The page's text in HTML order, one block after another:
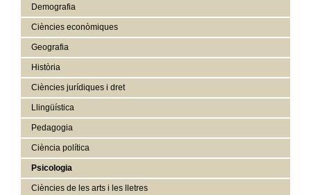
Demografia
Ciències econòmiques
Geografia
Història
Ciències jurídiques i dret
Llingüística
Pedagogia
Ciència política
Psicologia
Ciències de les arts i les lletres